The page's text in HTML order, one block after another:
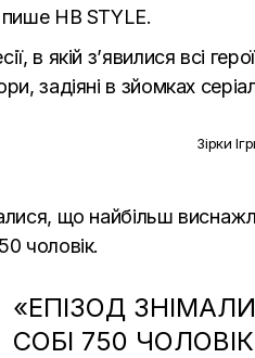
пише НВ STYLE.
в якій з’явилися всі
задіяні в зйомках
Зірки
що найбільш
чоловік.
«ЕПІЗОД
СОБІ 750